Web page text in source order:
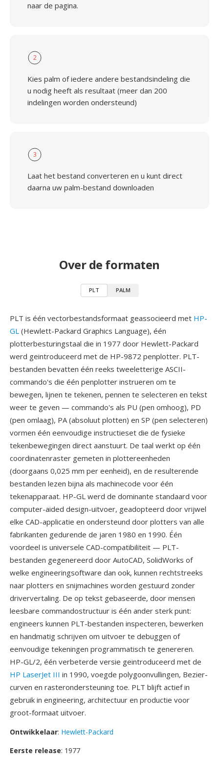
naar de pagina.
2
Kies palm of iedere andere bestandsindeling die
u nodig heeft als resultaat (meer dan 200
indelingen worden ondersteund)
3
Laat het bestand converteren en u kunt direct
daarna uw palm-bestand downloaden
Over de formaten
PLT PALM
PLT is één vectorbestandsformaat geassocieerd met HP-
GL (Hewlett-Packard Graphics Language), één
plotterbesturingstaal die in 1977 door Hewlett-Packard
werd geintroduceerd met de HP-9872 penplotter. PLT-
bestanden bevatten één reeks tweeletterige ASCII-
commando's die één penplotter instrueren om te
bewegen, lijnen te tekenen, pennen te selecteren en tekst
weer te geven — commando's als PU (pen omhoog), PD
(pen omlaag), PA (absoluut plotten) en SP (pen selecteren)
vormen één eenvoudige instructieset die de fysieke
tekenbewegingen direct aanstuurt. De taal werkt op één
coordinatenraster gemeten in plottereenheden
(doorgaans 0,025 mm per eenheid), en de resulterende
bestanden lezen bijna als machinecode voor één
tekenapparaat. HP-GL werd de dominante standaard voor
computer-aided design-uitvoer, geadopteerd door vrijwel
elke CAD-applicatie en ondersteund door plotters van alle
fabrikanten gedurende de jaren 1980 en 1990. Één
voordeel is universele CAD-compatibiliteit — PLT-
bestanden gegenereerd door AutoCAD, SolidWorks of
welke engineeringsoftware dan ook, kunnen rechtstreeks
naar plotters en snijmachines worden gestuurd zonder
driververtaling. De op tekst gebaseerde, door mensen
leesbare commandostructuur is één ander sterk punt:
engineers kunnen PLT-bestanden inspecteren, bewerken
en handmatig schrijven om uitvoer te debuggen of
eenvoudige tekeningen programmatisch te genereren.
HP-GL/2, één verbeterde versie geintroduceerd met de
HP LaserJet III in 1990, voegde polygoonvullingen, Bezier-
curven en rasterondersteuning toe. PLT blijft actief in
gebruik in engineering, architectuur en productie voor
groot-formaat uitvoer.
Ontwikkelaar: Hewlett-Packard
Eerste release: 1977